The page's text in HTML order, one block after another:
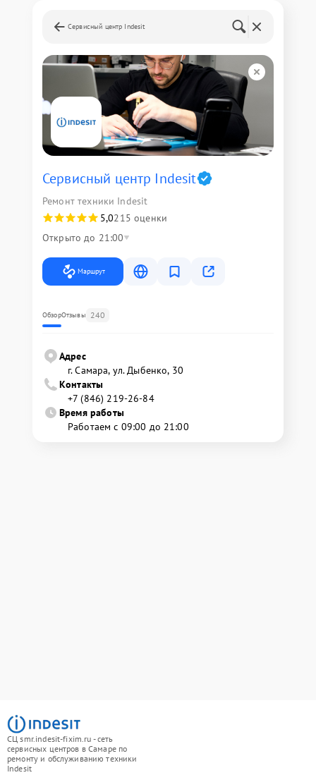
Сервисный центр Indesit
Сервисный центр Indesit
Ремонт техники Indesit
5,0215 оценки
Открыто до 21:00
Маршрут
ОбзорОтзывы 240
Адрес
г. Самара, ул. Дыбенко, 30
Контакты
+7 (846) 219-26-84
Время работы
Работаем с 09:00 до 21:00
СЦ smr.indesit-fixim.ru - сеть
сервисных центров в Самаре по
ремонту и обслуживанию техники
Indesit